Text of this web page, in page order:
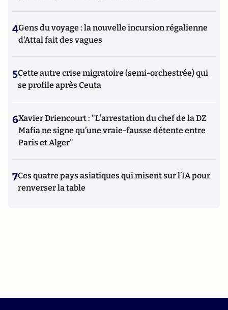
4Gens du voyage : la nouvelle incursion régalienne
d'Attal fait des vagues
5Cette autre crise migratoire (semi-orchestrée) qui
se profile après Ceuta
6Xavier Driencourt : "L’arrestation du chef de la DZ
Mafia ne signe qu’une vraie-fausse détente entre
Paris et Alger"
7Ces quatre pays asiatiques qui misent sur l’IA pour
renverser la table